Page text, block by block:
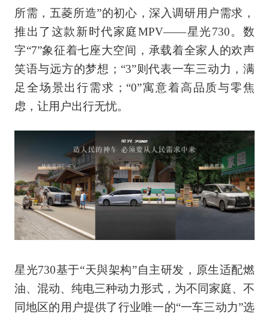
所需，五菱所造”的初心，深入调研用户需求，
推出了这款新时代家庭MPV——星光730。数
字“7”象征着七座大空间，承载着全家人的欢声
笑语与远方的梦想；“3”则代表一车三动力，满
足全场景出行需求；“0”寓意着高品质与零焦
虑，让用户出行无忧。
星光730基于“天與架构”自主研发，原生适配燃
油、混动、纯电三种动力形式，为不同家庭、不
同地区的用户提供了行业唯一的“一车三动力”选